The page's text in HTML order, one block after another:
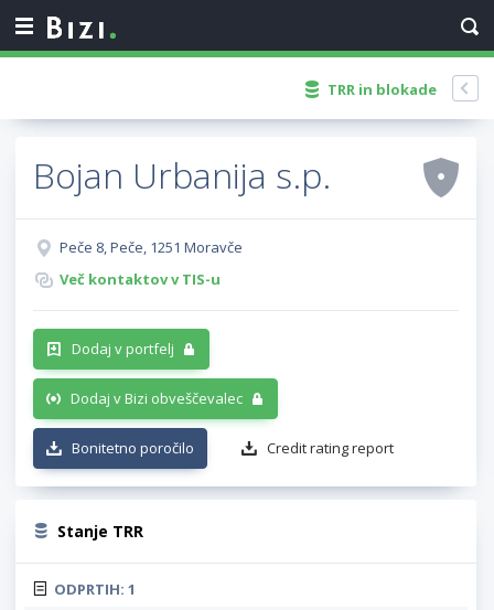
TRR in blokade
Bojan Urbanija s.p.
Peče 8, Peče, 1251 Moravče
Več kontaktov v TIS-u
Dodaj v portfelj
Dodaj v Bizi obveščevalec
Bonitetno poročilo Credit rating report
Stanje TRR
ODPRTIH: 1